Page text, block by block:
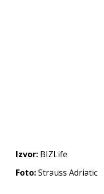
Izvor: BIZLife
Foto:Strauss Adriatic